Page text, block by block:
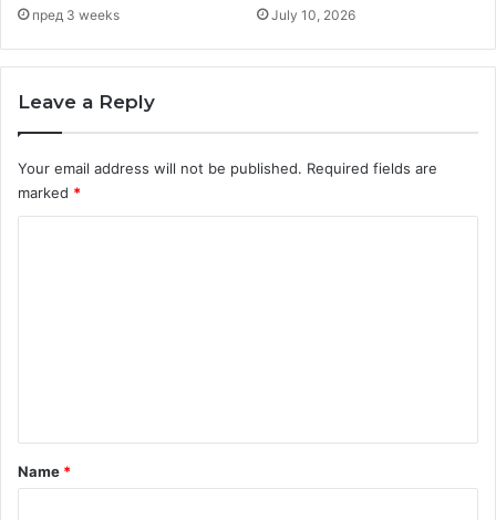
пред 3 weeks July 10, 2026
Leave a Reply
Your email address will not be published. Required fields are
marked *
*
Name *